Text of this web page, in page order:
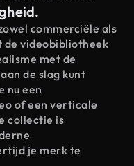
commerciële als
videobibliotheek
met de
de slag kunt
nu een
of een verticale
collectie is
je merk te